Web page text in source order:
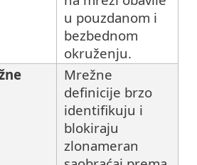
u pouzdanom i
bezbednom
okruženju.
Mrežne
definicije brzo
identifikuju i
blokiraju
zlonameran